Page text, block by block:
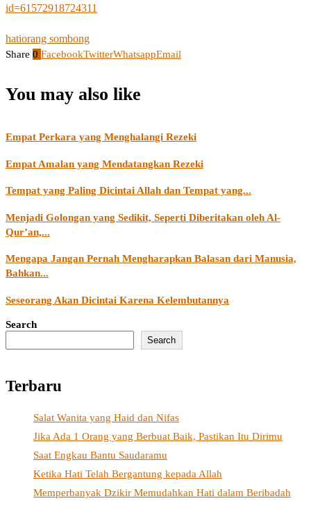
id=61572918724311
hatiorang sombong
Share 0 FacebookTwitterWhatsappEmail
You may also like
Empat Perkara yang Menghalangi Rezeki
Empat Amalan yang Mendatangkan Rezeki
Tempat yang Paling Dicintai Allah dan Tempat yang...
Menjadi Golongan yang Sedikit, Seperti Diberitakan oleh Al-
Qur’an,...
Mengapa Jangan Pernah Mengharapkan Balasan dari Manusia,
Bahkan...
Seseorang Akan Dicintai Karena Kelembutannya
Search
Search
Terbaru
Salat Wanita yang Haid dan Nifas
Jika Ada 1 Orang yang Berbuat Baik, Pastikan Itu Dirimu
Saat Engkau Bantu Saudaramu
Ketika Hati Telah Bergantung kepada Allah
Memperbanyak Dzikir Memudahkan Hati dalam Beribadah